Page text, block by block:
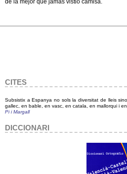
de la mejor que jamás vistió camisa.
CITES
Subsistix a Espanya no sols la diversitat de lleis
gallec, en bable, en vasc, en catala, en mallorqui i
Pi i Margall
DICCIONARI